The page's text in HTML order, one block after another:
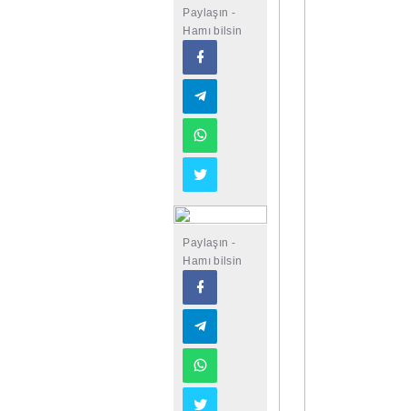
Paylaşın -
Hamı bilsin
Paylaşın -
Hamı bilsin